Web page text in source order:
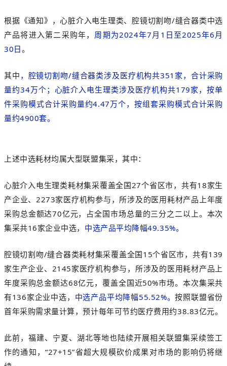
根据《通知》，心脏介入电生理类、腔镜切割吻/缝合器类中选
产品将进入第二采购年， 周期为2024年7月1日至2025年6月
30日。
其中 ，腔镜切割吻/缝合器类涉及医疗机构共351家，合计采购
量约34万个；心脏介入电生理类涉及医疗机构共179家，按单
件采购模式合计采购量约4.47万个，按组套采购模式合计采购
量约4900套。
上述中选耗材均属大型联盟集采，其中：
心脏介入电生理类耗材集采覆盖全国27个省区市，共有18家生
产企业、2273家医疗机构参与，所涉及的医用耗材产品上年度
采购总金额达70亿元，占全国市场总量的三分之二以上。本次
集采共16家企业中选， 中选产品平均降幅49.35%。
腔镜切割吻/缝合器类耗材集采覆盖全国15个省区市，共有139
家生产企业、2145家医疗机构参与，所涉及的医用耗材产品上
年度采购总金额达68亿元，覆盖全国近50%市场。本次集采共
有136家企业中选， 中选产品平均降幅55.52%。按照联盟省份
首年采购需求量计算，预计每年可节约医疗费用约38.83亿元。
此前，福建、宁夏、湖北等地也陆续开展相关联盟集采续签工
作的通知，“27+15”省超大规模砍价成果对市场的影响仍将继